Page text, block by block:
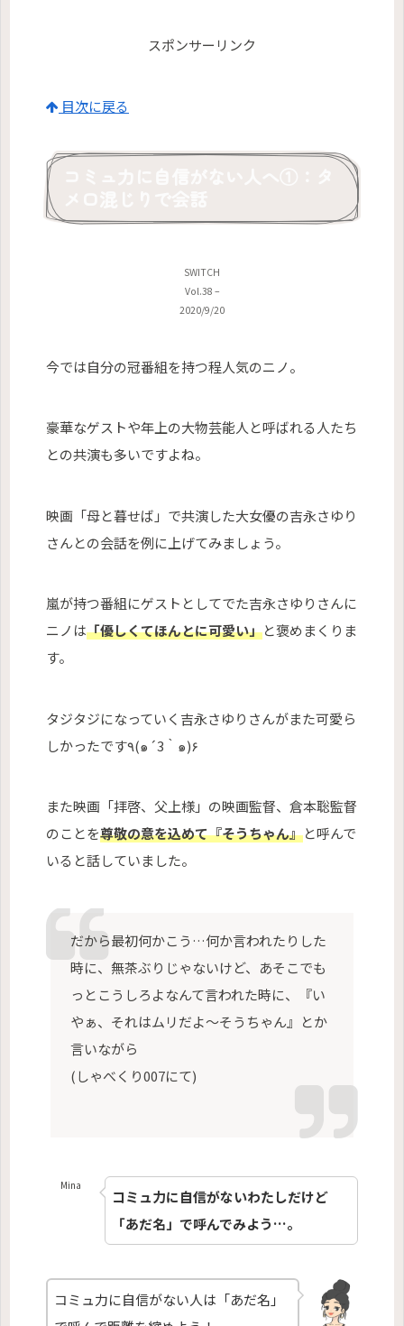
スポンサーリンク
目次に戻る
SWITCH
Vol.38 –
2020/9/20
今では自分の冠番組を持つ程人気のニノ。
豪華なゲストや年上の大物芸能人と呼ばれる人たち
との共演も多いですよね。
映画「母と暮せば」で共演した大女優の吉永さゆり
さんとの会話を例に上げてみましょう。
嵐が持つ番組にゲストとしてでた吉永さゆりさんに
ニノは「優しくてほんとに可愛い」と褒めまくりま
す。
タジタジになっていく吉永さゆりさんがまた可愛ら
しかったです٩(๑´3‵๑)۶
また映画「拝啓、父上様」の映画監督、倉本聡監督
のことを尊敬の意を込めて『そうちゃん』と呼んで
いると話していました。
だから最初何かこう…何か言われたりした
時に、無茶ぶりじゃないけど、あそこでも
っとこうしろよなんて言われた時に、『い
やぁ、それはムリだよ〜そうちゃん』とか
言いながら
(しゃべくり007にて)
Mina
コミュ力に自信がないわたしだけど
「あだ名」で呼んでみよう…。
コミュ力に自信がない人は「あだ名」